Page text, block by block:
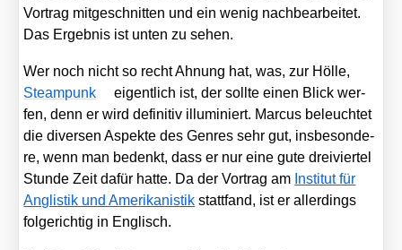
Vor­trag mit­ge­schnit­ten und ein wenig nach­be­ar­bei­tet.
Das Ergeb­nis ist unten zu sehen.
Wer noch nicht so recht Ahnung hat, was, zur Höl­le,
Steam­punk
eigent­lich ist, der soll­te einen Blick wer­
fen, denn er wird defi­ni­tiv illu­mi­niert. Mar­cus beleuch­tet
die diver­sen Aspek­te des Gen­res sehr gut, ins­be­son­de­
re, wenn man bedenkt, dass er nur eine gute drei­vier­tel
Stun­de Zeit dafür hat­te. Da der Vor­trag am Insti­tut für
Anglis­tik und Ame­ri­ka­nis­tik statt­fand, ist er aller­dings
fol­ge­rich­tig in Eng­lisch.